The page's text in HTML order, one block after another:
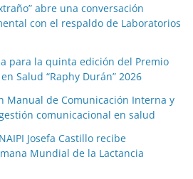
abre una conversación
con el respaldo de Laboratorios
para la quinta edición del Premio
Salud “Raphy Durán” 2026
Manual de Comunicación Interna y
comunicacional en salud
Josefa Castillo recibe
Mundial de la Lactancia